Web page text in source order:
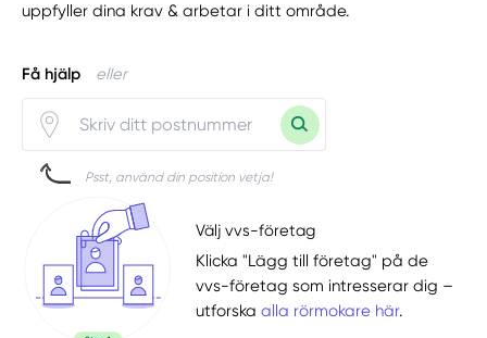
uppfyller dina krav & arbetar i ditt område.
Få hjälp eller
Psst, använd din position vetja!
Välj vvs-företag
Klicka "Lägg till företag" på de
vvs-företag som intresserar dig –
utforskaalla rörmokare här.